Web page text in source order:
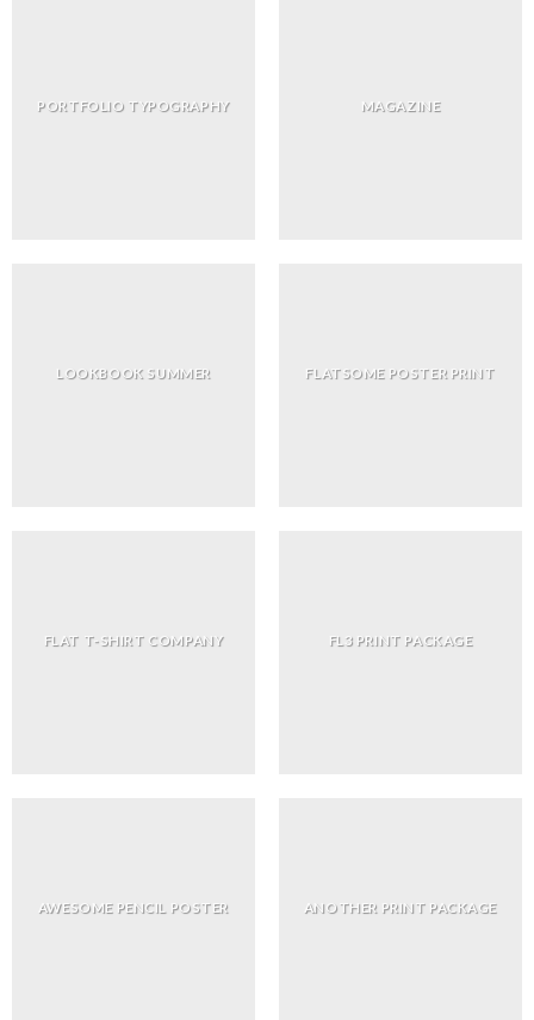
PORTFOLIO TYPOGRAPHY MAGAZINE
LOOKBOOK SUMMER FLATSOME POSTER PRINT
FLAT T-SHIRT COMPANY FL3 PRINT PACKAGE
AWESOME PENCIL POSTER ANOTHER PRINT PACKAGE